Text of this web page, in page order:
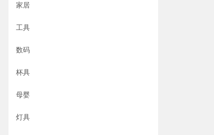
家居
工具
数码
杯具
母婴
灯具